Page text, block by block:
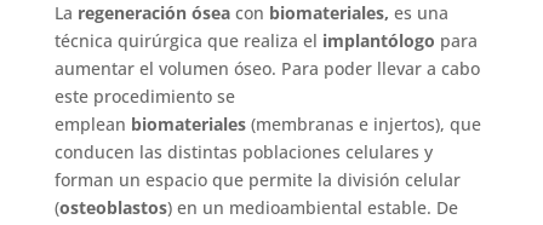
La regeneración ósea con biomateriales, es una
técnica quirúrgica que realiza el implantólogo para
aumentar el volumen óseo. Para poder llevar a cabo
este procedimiento se
emplean biomateriales (membranas e injertos), que
conducen las distintas poblaciones celulares y
forman un espacio que permite la división celular
(osteoblastos) en un medioambiental estable. De